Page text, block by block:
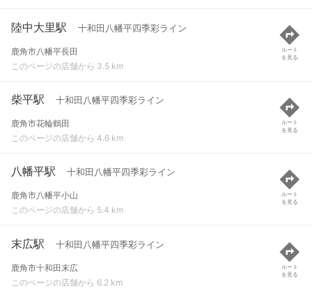
陸中大里駅 十和田八幡平四季彩ライン
鹿角市八幡平長田
このページの店舗から 3.5 km
ルート
を見る
柴平駅 十和田八幡平四季彩ライン
鹿角市花輪鶴田
このページの店舗から 4.6 km
ルート
を見る
八幡平駅 十和田八幡平四季彩ライン
鹿角市八幡平小山
このページの店舗から 5.4 km
ルート
を見る
末広駅 十和田八幡平四季彩ライン
鹿角市十和田末広
このページの店舗から 6.2 km
ルート
を見る